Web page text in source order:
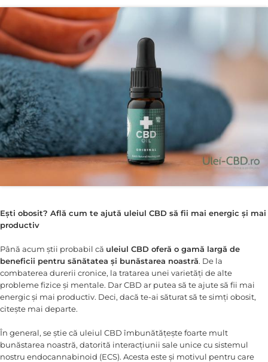
Ești obosit? Află cum te ajută uleiul CBD să fii mai energic și mai
productiv
Până acum știi probabil că uleiul CBD oferă o gamă largă de
beneficii pentru sănătatea și bunăstarea noastră. De la
combaterea durerii cronice, la tratarea unei varietăți de alte
probleme fizice și mentale. Dar CBD ar putea să te ajute să fii mai
energic și mai productiv. Deci, dacă te-ai săturat să te simți obosit,
citește mai departe.
În general, se știe că uleiul CBD îmbunătățește foarte mult
bunăstarea noastră, datorită interacțiunii sale unice cu sistemul
nostru endocannabinoid (ECS). Acesta este și motivul pentru care